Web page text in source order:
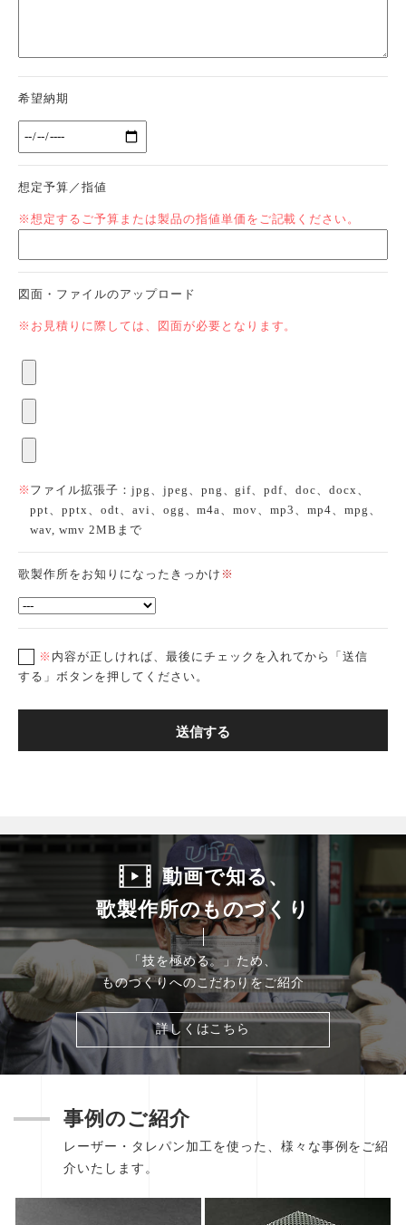
希望納期
想定予算／指値
※想定するご予算または製品の指値単価をご記載ください。
図面・ファイルのアップロード
※お見積りに際しては、図面が必要となります。
ファイル拡張子：jpg、jpeg、png、gif、pdf、doc、docx、
ppt、pptx、odt、avi、ogg、m4a、mov、mp3、mp4、mpg、
wav, wmv 2MBまで
歌製作所をお知りになったきっかけ ※
※ 内容が正しければ、最後にチェックを入れてから「送信
する」ボタンを押してください。
動画で知る、
歌製作所のものづくり
「技を極める。」 ため、
ものづくりへのこだわりをご紹介
詳しくはこちら
事例のご紹介
レーザー・タレパン加工を使った、様々な事例をご紹
介いたします。